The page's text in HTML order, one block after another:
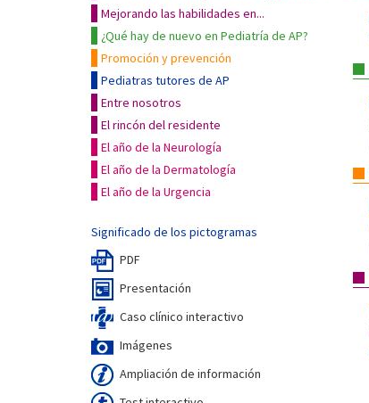
Mejorando las habilidades en...
¿Qué hay de nuevo en Pediatría de AP?
Promoción y prevención
Pediatras tutores de AP
Entre nosotros
El rincón del residente
El año de la Neurología
El año de la Dermatología
El año de la Urgencia
Significado de los pictogramas
PDF
Presentación
Caso clínico interactivo
Imágenes
Ampliación de información